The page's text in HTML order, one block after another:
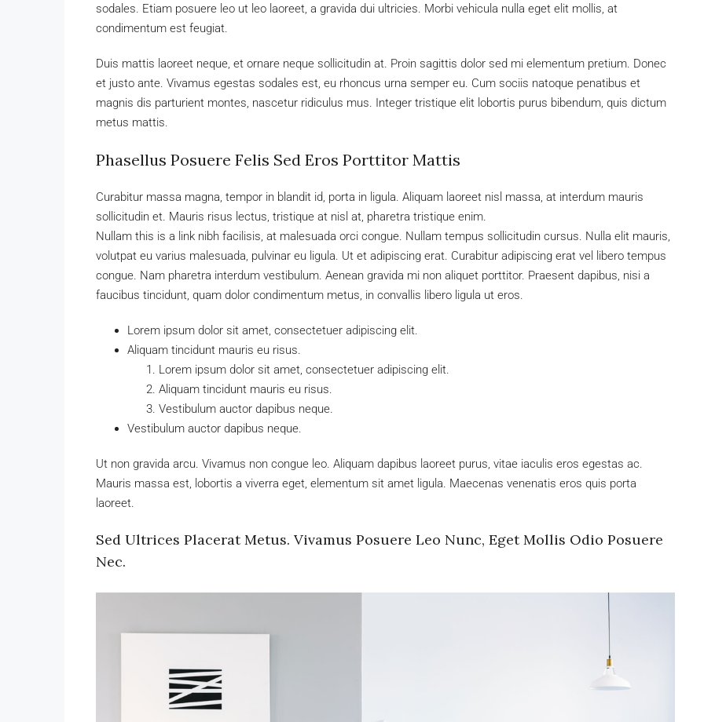
sodales. Etiam posuere leo ut leo laoreet, a gravida dui ultricies. Morbi vehicula nulla eget elit mollis, at
condimentum est feugiat.
Duis mattis laoreet neque, et ornare neque sollicitudin at. Proin sagittis dolor sed mi elementum pretium. Donec
et justo ante. Vivamus egestas sodales est, eu rhoncus urna semper eu. Cum sociis natoque penatibus et
magnis dis parturient montes, nascetur ridiculus mus. Integer tristique elit lobortis purus bibendum, quis dictum
metus mattis.
Phasellus Posuere Felis Sed Eros Porttitor Mattis
Curabitur massa magna, tempor in blandit id, porta in ligula. Aliquam laoreet nisl massa, at interdum mauris
sollicitudin et. Mauris risus lectus, tristique at nisl at, pharetra tristique enim.
Nullam this is a link nibh facilisis, at malesuada orci congue. Nullam tempus sollicitudin cursus. Nulla elit mauris,
volutpat eu varius malesuada, pulvinar eu ligula. Ut et adipiscing erat. Curabitur adipiscing erat vel libero tempus
congue. Nam pharetra interdum vestibulum. Aenean gravida mi non aliquet porttitor. Praesent dapibus, nisi a
faucibus tincidunt, quam dolor condimentum metus, in convallis libero ligula ut eros.
Lorem ipsum dolor sit amet, consectetuer adipiscing elit.
Aliquam tincidunt mauris eu risus.
Lorem ipsum dolor sit amet, consectetuer adipiscing elit.
Aliquam tincidunt mauris eu risus.
Vestibulum auctor dapibus neque.
Vestibulum auctor dapibus neque.
Ut non gravida arcu. Vivamus non congue leo. Aliquam dapibus laoreet purus, vitae iaculis eros egestas ac.
Mauris massa est, lobortis a viverra eget, elementum sit amet ligula. Maecenas venenatis eros quis porta
laoreet.
Sed Ultrices Placerat Metus. Vivamus Posuere Leo Nunc, Eget Mollis Odio Posuere
Nec.